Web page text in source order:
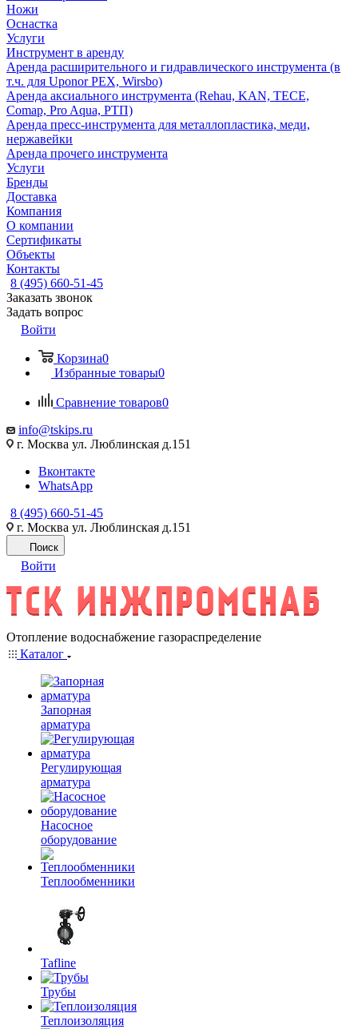
Ножи
Оснастка
Услуги
Инструмент в аренду
Аренда расширительного и гидравлического инструмента (в
т.ч. для Uponor PEX, Wirsbo)
Аренда аксиального инструмента (Rehau, KAN, TECE,
Comap, Pro Aqua, РТП)
Аренда пресс-инструмента для металлопластика, меди,
нержавейки
Аренда прочего инструмента
Услуги
Бренды
Доставка
Компания
О компании
Сертификаты
Объекты
Контакты
8 (495) 660-51-45
Заказать звонок
Задать вопрос
Войти
Корзина0
Избранные товары0
Сравнение товаров0
info@tskips.ru
г. Москва ул. Люблинская д.151
Вконтакте
WhatsApp
8 (495) 660-51-45
г. Москва ул. Люблинская д.151
Поиск
Войти
Отопление водоснабжение газораспределение
Каталог
Запорная
арматура
Регулирующая
арматура
Насосное
оборудование
Теплообменники
Tafline
Трубы
Теплоизоляция